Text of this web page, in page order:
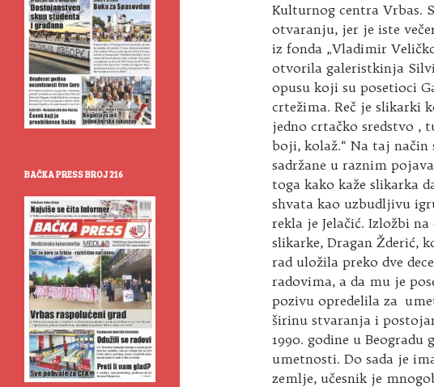
Kulturnog centra Vrbas.
otvaranju, jer je iste
iz fonda „Vladimir
otvorila galeristkinja
opusu koji su posetioci
crtežima. Reč je slikarki
jedno crtačko sredstvo ,
boji, kolaž.“ Na taj način
sadržane u raznim
toga kako kaže slikarka
shvata kao uzbudljivu
rekla je Jelačić. Izložbi
slikarke, Dragan Žderić,
rad uložila preko dve
radovima, a da mu je
pozivu opredelila za
širinu stvaranja i
1990. godine u
umetnosti. Do sada je
zemlje, učesnik je
BAČKA PRESS BROJ 216